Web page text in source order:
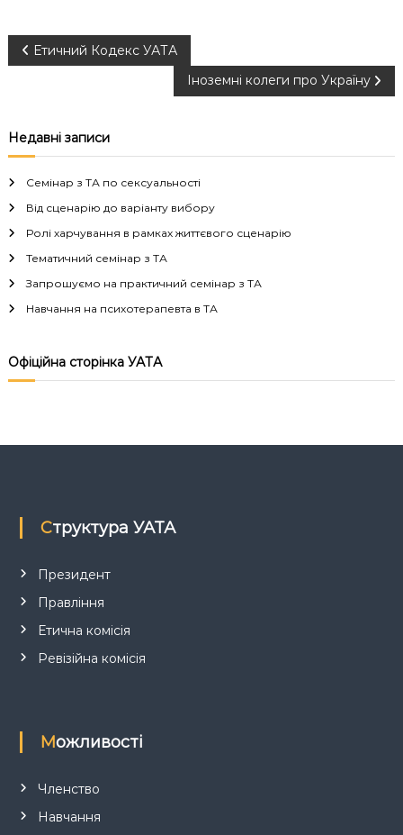
Н
в
і
г
а
ц
я
и
с
в
Етичний Кодекс УАТА
Іноземні колеги про Україну
Недавні записи
Семінар з ТА по сексуальності
Від сценарію до варіанту вибору
Ролі харчування в рамках життєвого сценарію
Тематичний семінар з ТА
Запрошуємо на практичний семінар з ТА
Навчання на психотерапевта в ТА
Офіційна сторінка УАТА
Структура УАТА
Президент
Правління
Етична комісія
Ревізійна комісія
Можливості
Членство
Навчання